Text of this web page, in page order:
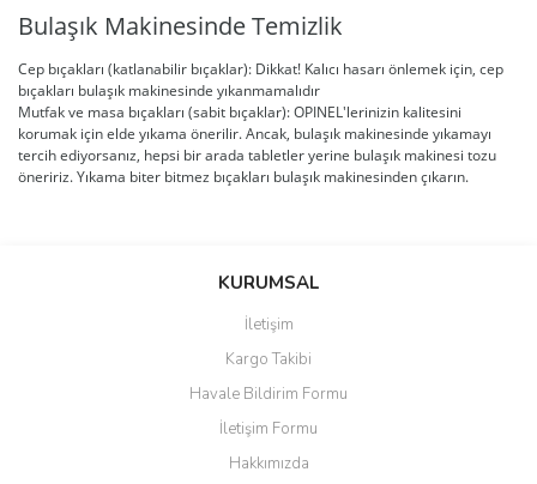
Bulaşık Makinesinde Temizlik
Cep bıçakları (katlanabilir bıçaklar): Dikkat! Kalıcı hasarı önlemek için, cep
bıçakları bulaşık makinesinde yıkanmamalıdır
Mutfak ve masa bıçakları (sabit bıçaklar): OPINEL'lerinizin kalitesini
korumak için elde yıkama önerilir. Ancak, bulaşık makinesinde yıkamayı
tercih ediyorsanız, hepsi bir arada tabletler yerine bulaşık makinesi tozu
öneririz. Yıkama biter bitmez bıçakları bulaşık makinesinden çıkarın.
Bu ürüne ilk yorumu siz yapın!
Ürün resmi kalitesiz, bozuk veya görüntülenemiyor.
Ürün açıklamasında eksik bilgiler bulunuyor.
Ürün bilgilerinde hatalar bulunuyor.
Ürün fiyatı diğer sitelerden daha pahalı.
KURUMSAL
İletişim
Kargo Takibi
Havale Bildirim Formu
İletişim Formu
Hakkımızda